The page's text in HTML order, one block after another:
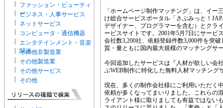
ファッション・ビューティ
ー
ビジネス・人事サービス
ネットサービス
コンピュータ・通信機器
エンタテインメント・音楽
関連
その他非製造業
その他製造業
その他サービス
その他
「ホームページ制作マッチング」は、イー
け総合サービスポータル「さぶみっと！
デザイナー、プログラマーを含む）とクラ
ービスサイトです。2001年5月7日にサービ
会社数3,200社、依頼登録件数3,000件を突
質・量ともに国内最大規模のマッチングサ
今回追加したサービスは『人材が欲しい会
ぶWEB制作に特化した無料人材マッチング
現在、多くの制作会社様にご利用いただく
依頼が多くなってまいりました。これらの
ライアント様に取りましても有益ではない